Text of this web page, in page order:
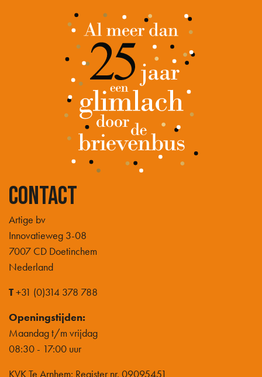
Contact
Artige bv
Innovatieweg 3-08
7007 CD Doetinchem
Nederland
T+31 (0)314 378 788
Openingstijden:
Maandag t/m vrijdag
08:30 - 17:00 uur
KVK Te Arnhem: Register nr. 09095451